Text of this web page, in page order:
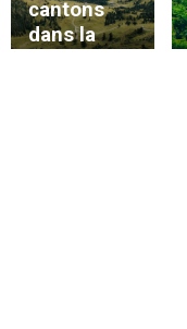
cantons
dans la